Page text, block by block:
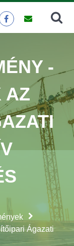
Ágazati
-
AZ